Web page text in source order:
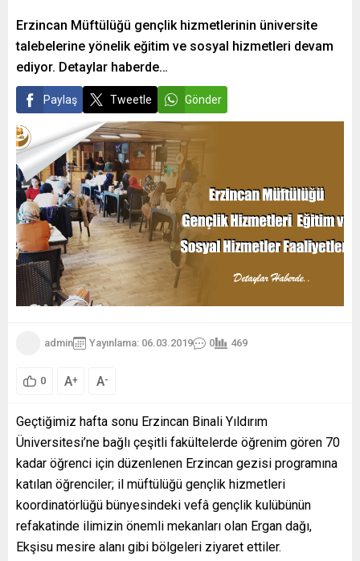
Erzincan Müftülüğü gençlik hizmetlerinin üniversite
talebelerine yönelik eğitim ve sosyal hizmetleri devam
ediyor. Detaylar haberde…
Paylaş Tweetle Gönder
admin Yayınlama: 06.03.2019 0 469
0 A+ A-
Geçtiğimiz hafta sonu Erzincan Binali Yıldırım
Üniversitesi’ne bağlı çeşitli fakültelerde öğrenim gören 70
kadar öğrenci için düzenlenen Erzincan gezisi programına
katılan öğrenciler; il müftülüğü gençlik hizmetleri
koordinatörlüğü bünyesindeki vefâ gençlik kulübünün
refakatinde ilimizin önemli mekanları olan Ergan dağı,
Ekşisu mesire alanı gibi bölgeleri ziyaret ettiler.